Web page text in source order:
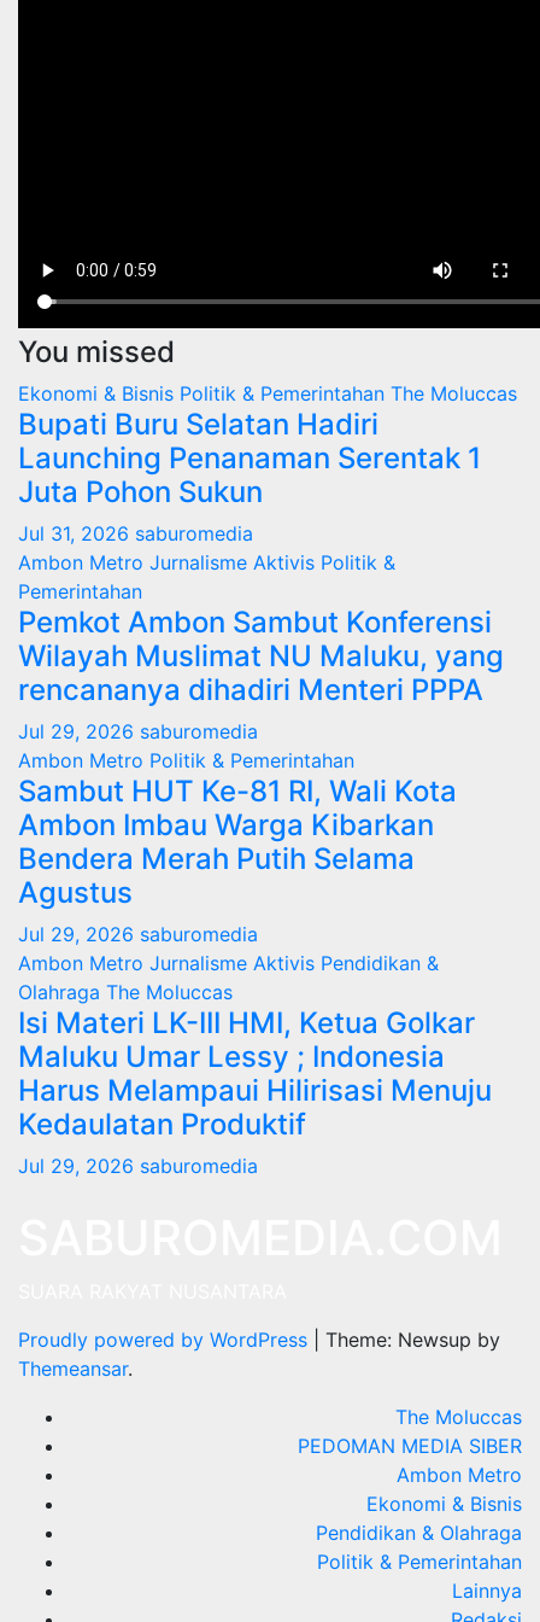
You missed
Ekonomi & Bisnis Politik & Pemerintahan The Moluccas
Bupati Buru Selatan Hadiri
Launching Penanaman Serentak 1
Juta Pohon Sukun
Jul 31, 2026 saburomedia
Ambon Metro Jurnalisme Aktivis Politik &
Pemerintahan
Pemkot Ambon Sambut Konferensi
Wilayah Muslimat NU Maluku, yang
rencananya dihadiri Menteri PPPA
Jul 29, 2026 saburomedia
Ambon Metro Politik & Pemerintahan
Sambut HUT Ke-81 RI, Wali Kota
Ambon Imbau Warga Kibarkan
Bendera Merah Putih Selama
Agustus
Jul 29, 2026 saburomedia
Ambon Metro Jurnalisme Aktivis Pendidikan &
Olahraga The Moluccas
Isi Materi LK-III HMI, Ketua Golkar
Maluku Umar Lessy ; Indonesia
Harus Melampaui Hilirisasi Menuju
Kedaulatan Produktif
Jul 29, 2026 saburomedia
Proudly powered by WordPress
Theme: Newsup by
Themeansar.
The Moluccas
PEDOMAN MEDIA SIBER
Ambon Metro
Ekonomi & Bisnis
Pendidikan & Olahraga
Politik & Pemerintahan
Lainnya